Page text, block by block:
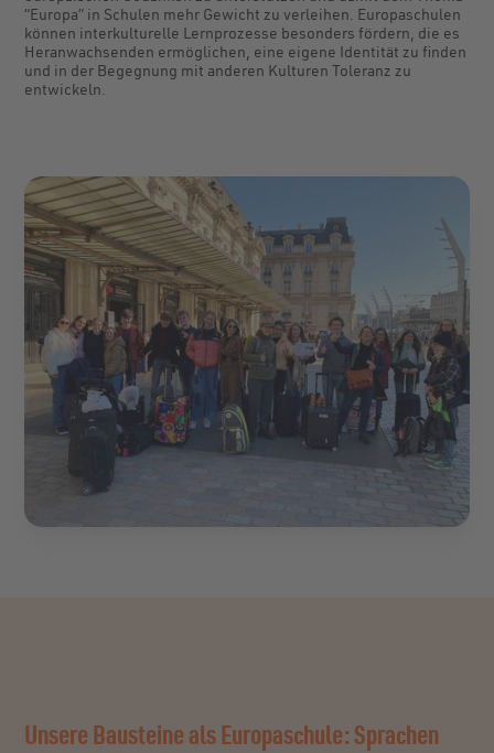
“Europa” in Schulen mehr Gewicht zu verleihen. Europaschulen
können interkulturelle Lernprozesse besonders fördern, die es
Heranwachsenden ermöglichen, eine eigene Identität zu finden
und in der Begegnung mit anderen Kulturen Toleranz zu
entwickeln.
Unsere Bausteine als Europaschule: Sprachen